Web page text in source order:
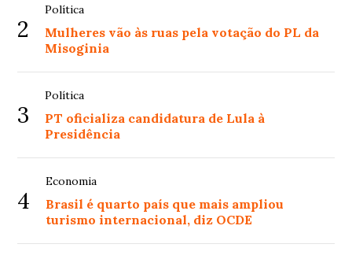
2
Política
Mulheres vão às ruas pela votação do PL da
Misoginia
3
Política
PT oficializa candidatura de Lula à
Presidência
4
Economia
Brasil é quarto país que mais ampliou
turismo internacional, diz OCDE